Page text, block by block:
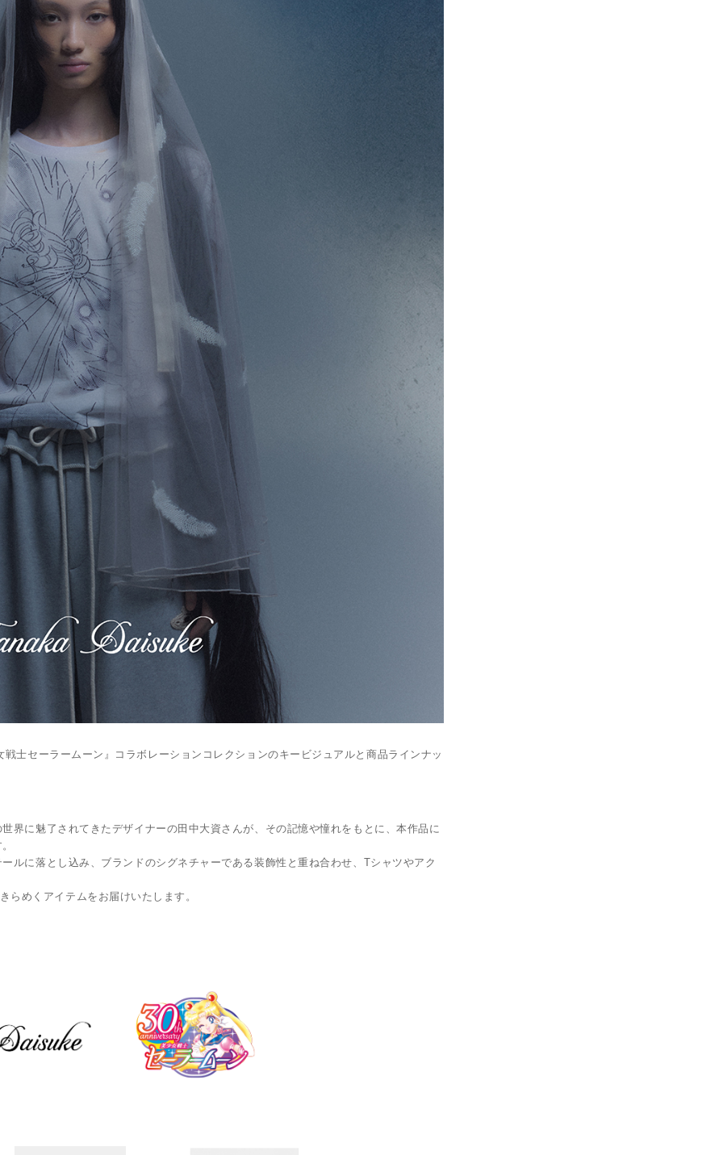
士セーラームーン』コラボレーションコレクションのキービジュアルと商品ラインナッ
界に魅了されてきたデザイナーの田中大資さんが、その記憶や憧れをもとに、本作品に
ルに落とし込み、ブランドのシグネチャーである装飾性と重ね合わせ、Tシャツやアク
めくアイテムをお届けいたします。